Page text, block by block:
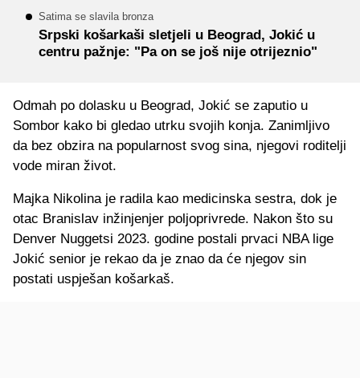
Satima se slavila bronza
Srpski košarkaši sletjeli u Beograd, Jokić u
centru pažnje: "Pa on se još nije otrijeznio"
Odmah po dolasku u Beograd, Jokić se zaputio u
Sombor kako bi gledao utrku svojih konja. Zanimljivo
da bez obzira na popularnost svog sina, njegovi roditelji
vode miran život.
Majka Nikolina je radila kao medicinska sestra, dok je
otac Branislav inžinjenjer poljoprivrede. Nakon što su
Denver Nuggetsi 2023. godine postali prvaci NBA lige
Jokić senior je rekao da je znao da će njegov sin
postati uspješan košarkaš.